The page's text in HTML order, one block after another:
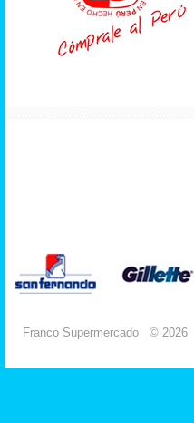
Franco Supermercado © 2026